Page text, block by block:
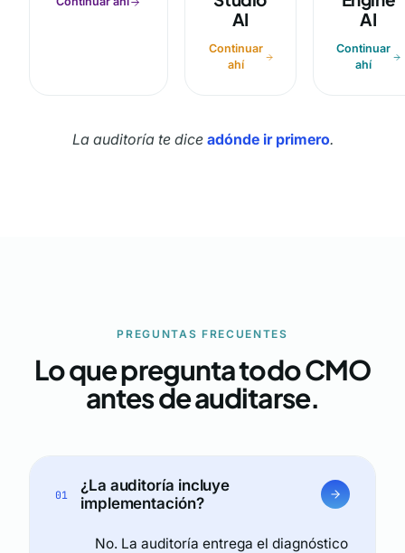
AI
Continuar
ahí
AI
Continuar
ahí
La auditoría te dice adónde ir primero.
PREGUNTAS FRECUENTES
Lo que pregunta todo CMO
antes de auditarse.
01
¿La auditoría incluye
implementación?
No. La auditoría entrega el diagnóstico